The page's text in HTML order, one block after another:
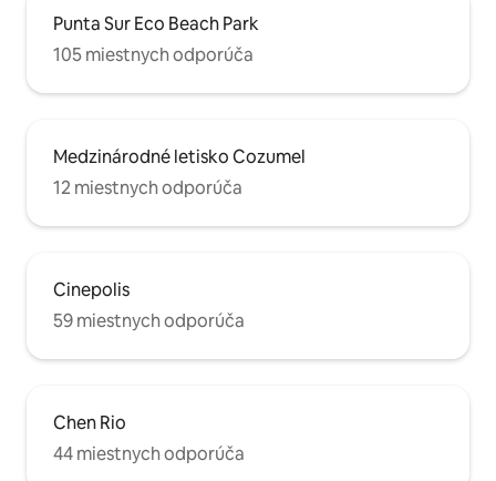
Punta Sur Eco Beach Park
105 miestnych odporúča
Medzinárodné letisko Cozumel
12 miestnych odporúča
Cinepolis
59 miestnych odporúča
Chen Rio
44 miestnych odporúča